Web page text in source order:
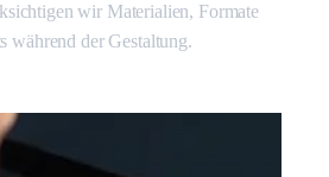
wir Materialien, Formate
während der Gestaltung.